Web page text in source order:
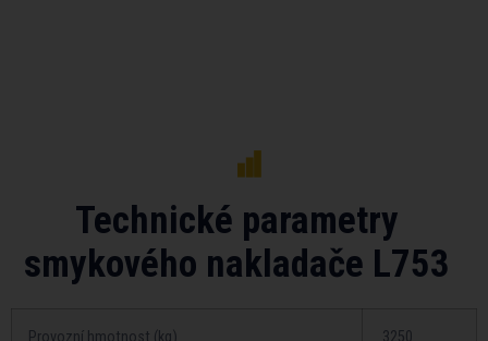
Technické parametry
smykového nakladače L753
Provozní­ hmotnost (kg) 3250